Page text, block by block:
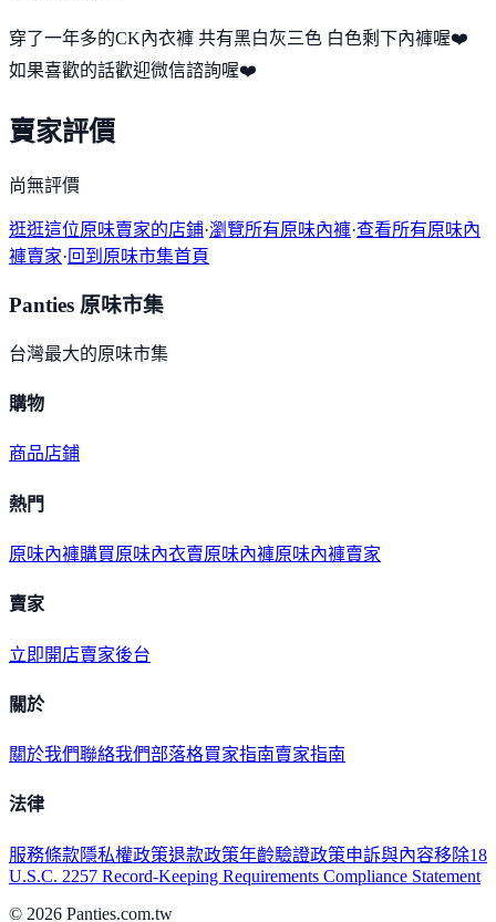
穿了一年多的CK內衣褲 共有黑白灰三色 白色剩下內褲喔❤️
如果喜歡的話歡迎微信諮詢喔❤️
賣家評價
尚無評價
逛逛這位原味賣家的店鋪·瀏覽所有原味內褲·查看所有原味內
褲賣家·回到原味市集首頁
Panties 原味市集
台灣最大的原味市集
購物
商品店鋪
熱門
原味內褲購買原味內衣賣原味內褲原味內褲賣家
賣家
立即開店賣家後台
關於
關於我們聯絡我們部落格買家指南賣家指南
法律
服務條款隱私權政策退款政策年齡驗證政策申訴與內容移除18
U.S.C. 2257 Record-Keeping Requirements Compliance Statement
© 2026 Panties.com.tw